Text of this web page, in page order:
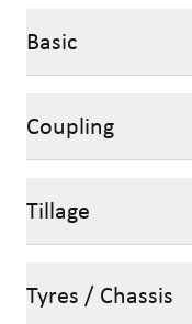
Basic
Coupling
Tillage
Tyres / Chassis